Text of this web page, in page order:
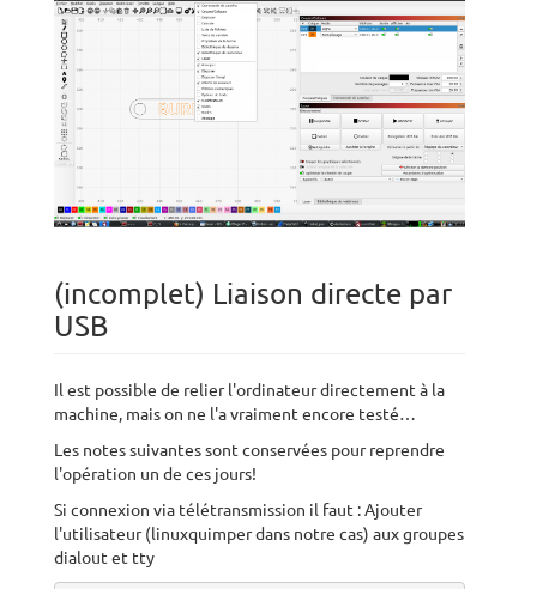
(incomplet) Liaison directe par
USB
Il est possible de relier l'ordinateur directement à la
machine, mais on ne l'a vraiment encore testé…
Les notes suivantes sont conservées pour reprendre
l'opération un de ces jours!
Si connexion via télétransmission il faut : Ajouter
l'utilisateur (linuxquimper dans notre cas) aux groupes
dialout et tty